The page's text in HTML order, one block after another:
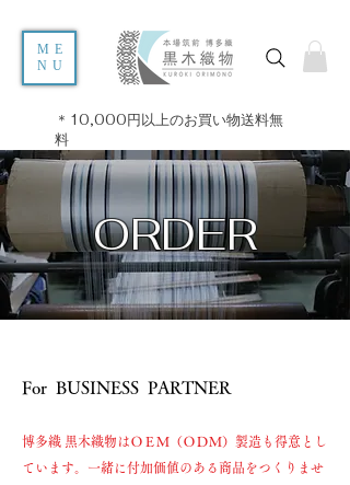
ME
NU
＊10,000円以上のお買い物送料無
料
​ORDER
For BUSINESS PARTNER
博多織 黒木織物はＯＥＭ（ＯＤＭ）製造も得意とし
ています。一緒に付加価値のある商品をつくりませ